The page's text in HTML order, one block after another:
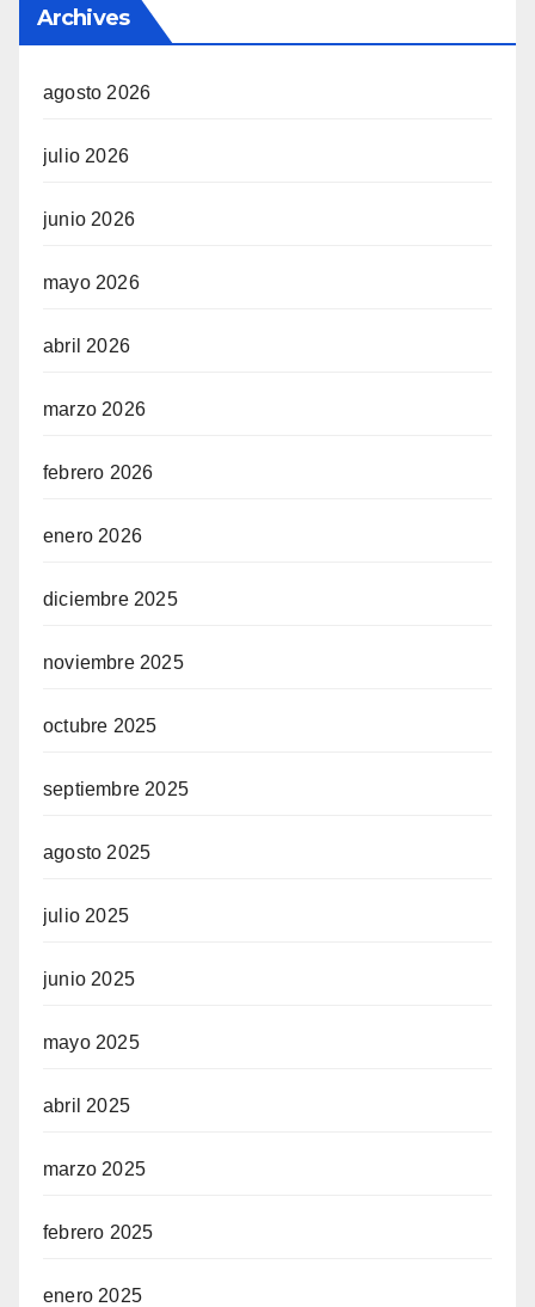
Archives
agosto 2026
julio 2026
junio 2026
mayo 2026
abril 2026
marzo 2026
febrero 2026
enero 2026
diciembre 2025
noviembre 2025
octubre 2025
septiembre 2025
agosto 2025
julio 2025
junio 2025
mayo 2025
abril 2025
marzo 2025
febrero 2025
enero 2025